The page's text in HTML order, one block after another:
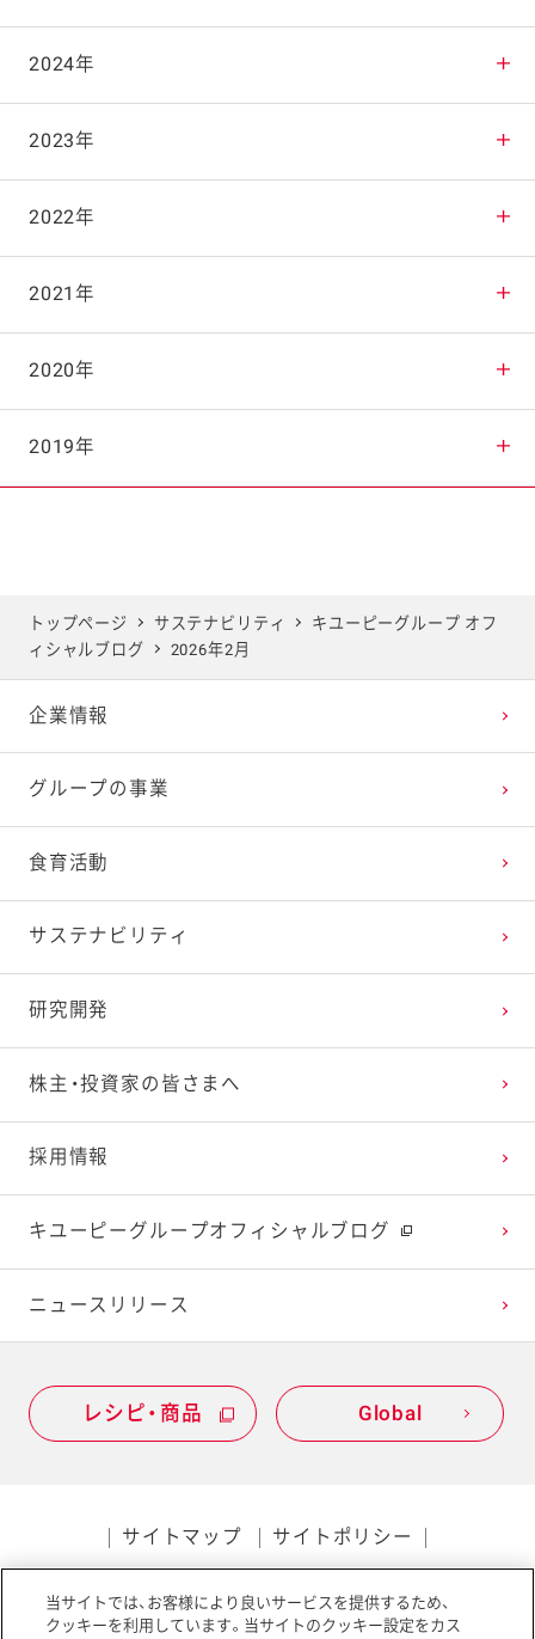
2025年12月
2025年11月
2025年10月
2025年9月
2025年8月
2025年7月
2025年4月
2025年3月
2025年2月
2025年1月
2024年
2024年12月
2024年11月
2024年10月
2024年9月
2024年8月
2024年5月
2024年4月
2024年3月
2024年2月
2023年
2023年12月
2023年11月
2023年10月
2023年9月
2023年6月
2023年5月
2023年4月
2023年3月
2022年
2022年12月
2022年11月
2022年10月
2022年7月
2022年6月
2022年5月
2022年4月
2021年
2021年12月
2021年11月
2021年8月
2021年7月
2021年6月
2021年5月
2020年
2020年12月
2020年9月
2020年8月
2020年7月
2020年6月
2019年
2019年10月
2019年9月
2019年8月
2019年7月
トップページ サステナビリティ
キユーピーグループ オフ
ィシャルブログ
2026年2月
企業情報
グループの事業
食育活動
サステナビリティ
研究開発
株主・投資家の皆さまへ
採用情報
キユーピーグループオフィシャルブログ
ニュースリリース
レシピ・商品 Global
サイトマップ サイトポリシー
ソーシャルメディアポリシー アクセシビリティ
当サイトでは、お客様により良いサービスを提供するため、
クッキーを利用しています。当サイトのクッキー設定をカス